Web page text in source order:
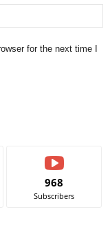
for the next time I
968
Subscribers